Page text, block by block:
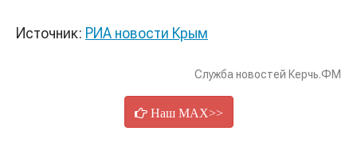
Источник: РИА новости Крым
Служба новостей Керчь.ФМ
Наш MAX>>